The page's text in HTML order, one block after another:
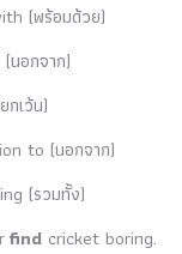
(พร้อมด้วย)
กจาก)
น)
(นอกจาก)
(รวมทั้ง)
find cricket boring.